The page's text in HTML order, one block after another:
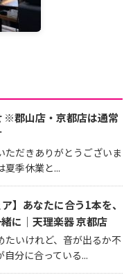
※郡山店・京都店は通常
ただきありがとうございま
夏季休業と...
】あなたに合う1本を、
に｜天理楽器 京都店
たいけれど、音が出るか不
分に合っている...